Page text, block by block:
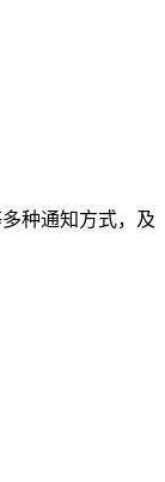
种通知方式，及